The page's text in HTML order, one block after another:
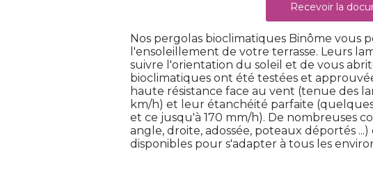
Recevoir la
Nos pergolas bioclimatiques Binôme
l'ensoleillement de votre terrasse. Leurs
suivre l'orientation du soleil et de vous
bioclimatiques ont été testées et
haute résistance face au vent (tenue des
km/h) et leur étanchéité parfaite
et ce jusqu'à 170 mm/h). De nombreuses
angle, droite, adossée, poteaux déportés
disponibles pour s'adapter à tous les